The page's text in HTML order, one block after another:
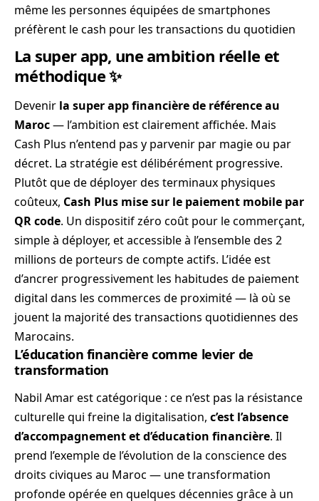
même les personnes équipées de smartphones
préfèrent le cash pour les transactions du quotidien
La super app, une ambition réelle et
méthodique ✨
Devenir la super app financière de référence au
Maroc— l’ambition est clairement affichée. Mais
Cash Plus n’entend pas y parvenir par magie ou par
décret. La stratégie est délibérément progressive.
Plutôt que de déployer des terminaux physiques
coûteux, Cash Plus mise sur le paiement mobile par
QR code. Un dispositif zéro coût pour le commerçant,
simple à déployer, et accessible à l’ensemble des 2
millions de porteurs de compte actifs. L’idée est
d’ancrer progressivement les habitudes de paiement
digital dans les commerces de proximité — là où se
jouent la majorité des transactions quotidiennes des
Marocains.
L’éducation financière comme levier de
transformation
Nabil Amar est catégorique : ce n’est pas la résistance
culturelle qui freine la digitalisation, c’est l’absence
d’accompagnement et d’éducation financière. Il
prend l’exemple de l’évolution de la conscience des
droits civiques au Maroc — une transformation
profonde opérée en quelques décennies grâce à un